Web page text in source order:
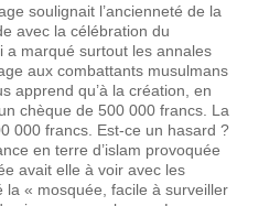
soulignait l’ancienneté de la
avec la célébration du
a marqué surtout les annales
aux combattants musulmans
apprend qu’à la création, en
chèque de 500 000 francs. La
000 francs. Est-ce un hasard ?
en terre d’islam provoquée
avait elle à voir avec les
la « mosquée, facile à surveiller